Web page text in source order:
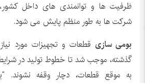
ظرفیت ها و توانمندی های داخل
شرکت ها به طور منظم پایش می شود.
بومی سازی قطعات و تجهیزات مورد
گذشته، موجب شد تا خطوط تولید در
به موقع قطعات، دچار وقفه نشوند.